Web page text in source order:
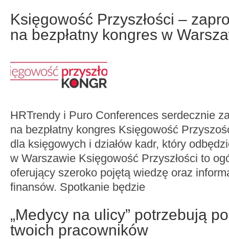
Księgowość Przyszłości –
na bezpłatny kongres w
HRTrendy i Puro Conferences serdecznie
na bezpłatny kongres Księgowość
dla księgowych i działów kadr, który
w Warszawie Księgowość Przyszłości to
oferujący szeroko pojętą wiedzę oraz
finansów. Spotkanie będzie
„Medycy na ulicy” potrzebują
twoich pracowników